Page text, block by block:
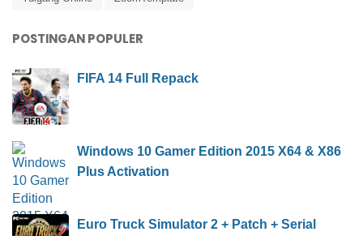
POSTINGAN POPULER
FIFA 14 Full Repack
Windows 10 Gamer Edition 2015 X64 & X86
Plus Activation
Euro Truck Simulator 2 + Patch + Serial